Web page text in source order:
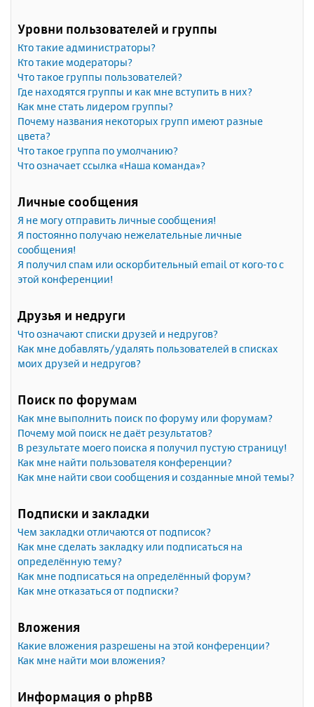
Уровни пользователей и группы
Кто такие администраторы?
Кто такие модераторы?
Что такое группы пользователей?
Где находятся группы и как мне вступить в них?
Как мне стать лидером группы?
Почему названия некоторых групп имеют разные
цвета?
Что такое группа по умолчанию?
Что означает ссылка «Наша команда»?
Личные сообщения
Я не могу отправить личные сообщения!
Я постоянно получаю нежелательные личные
сообщения!
Я получил спам или оскорбительный email от кого-то с
этой конференции!
Друзья и недруги
Что означают списки друзей и недругов?
Как мне добавлять/удалять пользователей в списках
моих друзей и недругов?
Поиск по форумам
Как мне выполнить поиск по форуму или форумам?
Почему мой поиск не даёт результатов?
В результате моего поиска я получил пустую страницу!
Как мне найти пользователя конференции?
Как мне найти свои сообщения и созданные мной темы?
Подписки и закладки
Чем закладки отличаются от подписок?
Как мне сделать закладку или подписаться на
определённую тему?
Как мне подписаться на определённый форум?
Как мне отказаться от подписки?
Вложения
Какие вложения разрешены на этой конференции?
Как мне найти мои вложения?
Информация о phpBB